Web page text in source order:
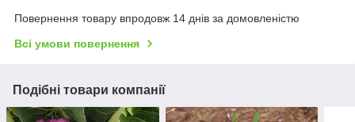
Повернення товару впродовж 14 днів за домовленістю
Всі умови повернення
Подібні товари компанії